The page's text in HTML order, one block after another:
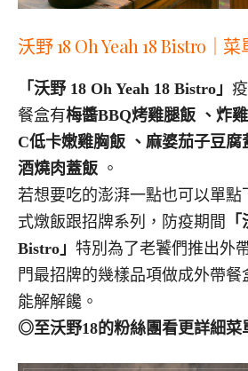
沃野 18 Oh Yeah 18 Bistro 菜
「沃野 18 Oh Yeah 18 Bistro」
餐盒有梅醬BBQ烤雞腿飯 、炸
C低卡嫩雞胸飯 、麻婆茄子豆
酒燒肉蓋飯 。
若想要吃的澎湃一點也可以單點
式燉飯跟招牌系列，防疫期間
Bistro」 特別為了老饕們推出外
門最招牌的幾樣品項做成外帶
能解解饞。
◎至沃野18的粉絲團看更詳細菜